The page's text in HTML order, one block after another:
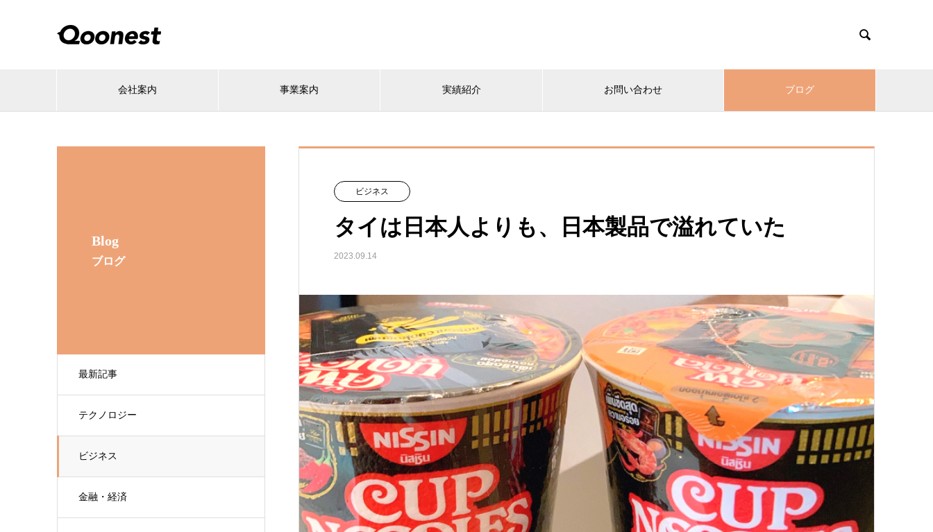

会社案内 事業案内 実績紹介 お問い合わせ ブログ
Blog
ブログ
最新記事
テクノロジー
ビジネス
金融・経済
ビジネス
タイは日本人よりも、日本製品で溢れていた
2023.09.14